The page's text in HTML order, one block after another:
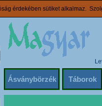
érdekében sütiket alkalmaz.
Ásványbörzék Táborok